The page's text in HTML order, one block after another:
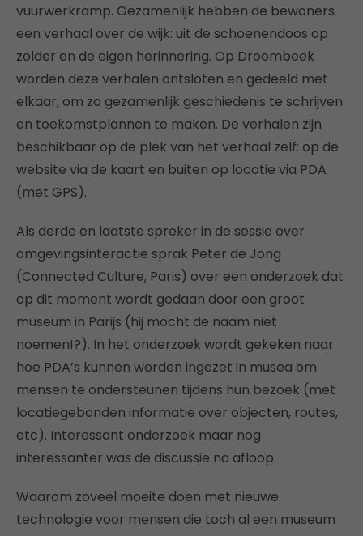
vuurwerkramp. Gezamenlijk hebben de bewoners
een verhaal over de wijk: uit de schoenendoos op
zolder en de eigen herinnering. Op Droombeek
worden deze verhalen ontsloten en gedeeld met
elkaar, om zo gezamenlijk geschiedenis te schrijven
en toekomstplannen te maken. De verhalen zijn
beschikbaar op de plek van het verhaal zelf: op de
website via de kaart en buiten op locatie via PDA
(met GPS).
Als derde en laatste spreker in de sessie over
omgevingsinteractie sprak Peter de Jong
(Connected Culture, Paris) over een onderzoek dat
op dit moment wordt gedaan door een groot
museum in Parijs (hij mocht de naam niet
noemen!?). In het onderzoek wordt gekeken naar
hoe PDA’s kunnen worden ingezet in musea om
mensen te ondersteunen tijdens hun bezoek (met
locatiegebonden informatie over objecten, routes,
etc). Interessant onderzoek maar nog
interessanter was de discussie na afloop.
Waarom zoveel moeite doen met nieuwe
technologie voor mensen die toch al een museum